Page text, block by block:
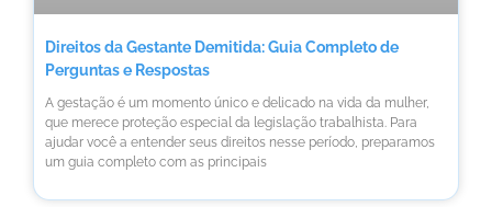
Direitos da Gestante Demitida: Guia Completo de
Perguntas e Respostas
A gestação é um momento único e delicado na vida da mulher,
que merece proteção especial da legislação trabalhista. Para
ajudar você a entender seus direitos nesse período, preparamos
um guia completo com as principais